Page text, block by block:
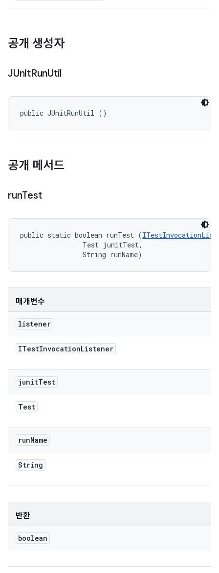
공개 생성자
JUnitRunUtil
public JUnitRunUtil ()
공개 메서드
runTest
public static boolean runTest (
                Test junitTest,
                String runName)
매개변수
listener
ITestInvocationListener
junitTest
Test
runName
String
반환
boolean